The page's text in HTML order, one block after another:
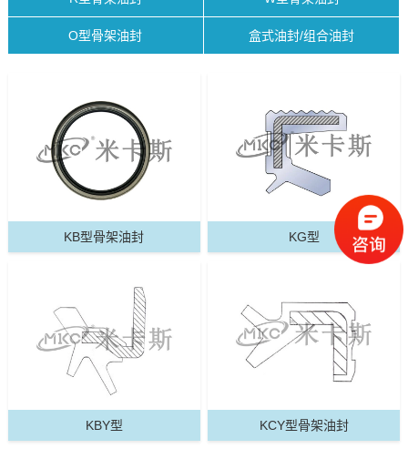
O型骨架油封 盒式油封/组合油封
KB型骨架油封 KG型
KBY型 KCY型骨架油封